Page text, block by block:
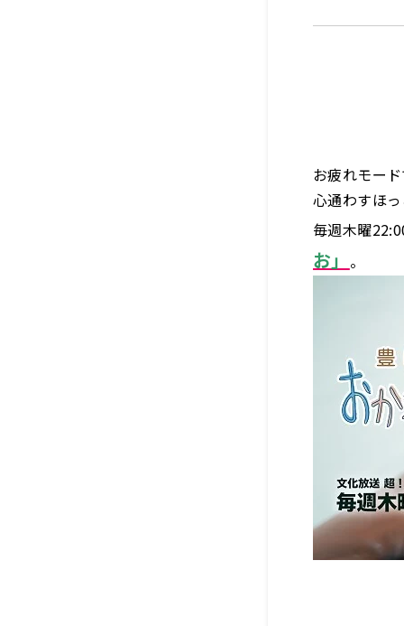
お疲れモー
心通わすほ
毎週木曜
お」 。